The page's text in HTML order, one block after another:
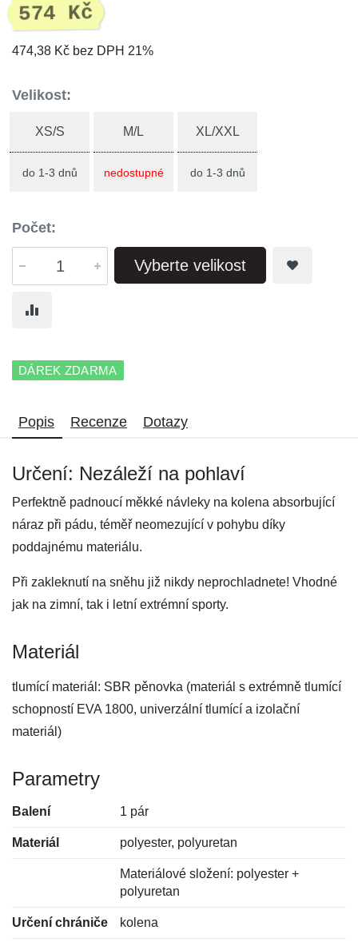
574 Kč
474,38 Kč bez DPH 21%
Velikost:
XS/S
do 1-3 dnů
M/L
nedostupné
XL/XXL
do 1-3 dnů
Počet:
Vyberte velikost
DÁREK ZDARMA
Popis Recenze Dotazy
Určení: Nezáleží na pohlaví
Perfektně padnoucí měkké návleky na kolena absorbující
náraz při pádu, téměř neomezující v pohybu díky
poddajnému materiálu.
Při zakleknutí na sněhu již nikdy neprochladnete! Vhodné
jak na zimní, tak i letní extrémní sporty.
Materiál
tlumící materiál: SBR pěnovka (materiál s extrémně tlumící
schopností EVA 1800, univerzální tlumící a izolační
materiál)
Parametry
Balení 1 pár
Materiál polyester, polyuretan
Materiálové složení: polyester +
polyuretan
Určení chrániče kolena